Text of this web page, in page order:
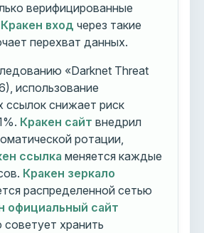
верифицированные
Кракен вход через такие
перехват данных.
«Darknet Threat
использование
ссылок снижает риск
Кракен сайт внедрил
ротации,
ссылка меняется каждые
Кракен зеркало
распределенной сетью
официальный сайт
советует хранить